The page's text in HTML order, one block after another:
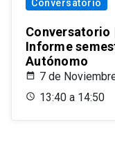
Conversatorio
Conversatorio
Informe
Autónomo
7 de
13:40 a 14:50